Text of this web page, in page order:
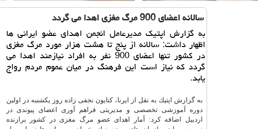
سالانه اعضای 900 مرگ مغزی اهدا می گردد
به گزارش اپتیك مدیرعامل انجمن اهدای عضو ایرانی ها
اظهار داشت: سالانه از پنج تا هشت هزار مورد مرگ مغزی
در كشور تنها اعضای 900 نفر به افراد نیازمند اهدا می
گردد كه نیاز است این فرهنگ در میان عموم مردم رواج
یابد.
به گزارش اپتیك به نقل از ایرنا، كتایون نجفی زاده روز یكشنبه در اولین
دوره آموزشی تخصصی و مدیریتی فراهم آوری اعضای پیوندی در
اردبیل اضافه كرد: آمار اهدای عضو مرگ مغزی در كشور برازنده